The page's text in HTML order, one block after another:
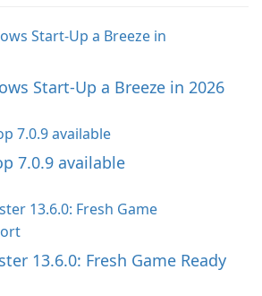
Start-Up a Breeze in 2026
7.0.9 available
13.6.0: Fresh Game Ready